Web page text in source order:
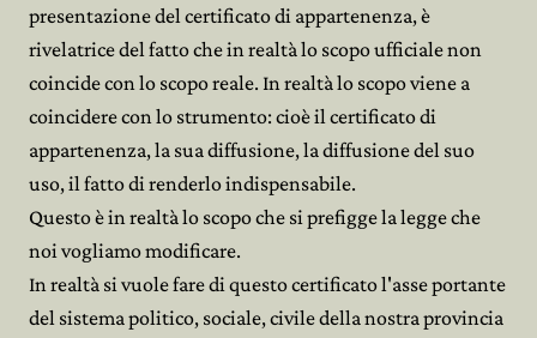
presentazione del certificato di appartenenza, è
rivelatrice del fatto che in realtà lo scopo ufficiale non
coincide con lo scopo reale. In realtà lo scopo viene a
coincidere con lo strumento: cioè il certificato di
appartenenza, la sua diffusione, la diffusione del suo
uso, il fatto di renderlo indispensabile.
Questo è in realtà lo scopo che si prefigge la legge che
noi vogliamo modificare.
In realtà si vuole fare di questo certificato l'asse portante
del sistema politico, sociale, civile della nostra provincia